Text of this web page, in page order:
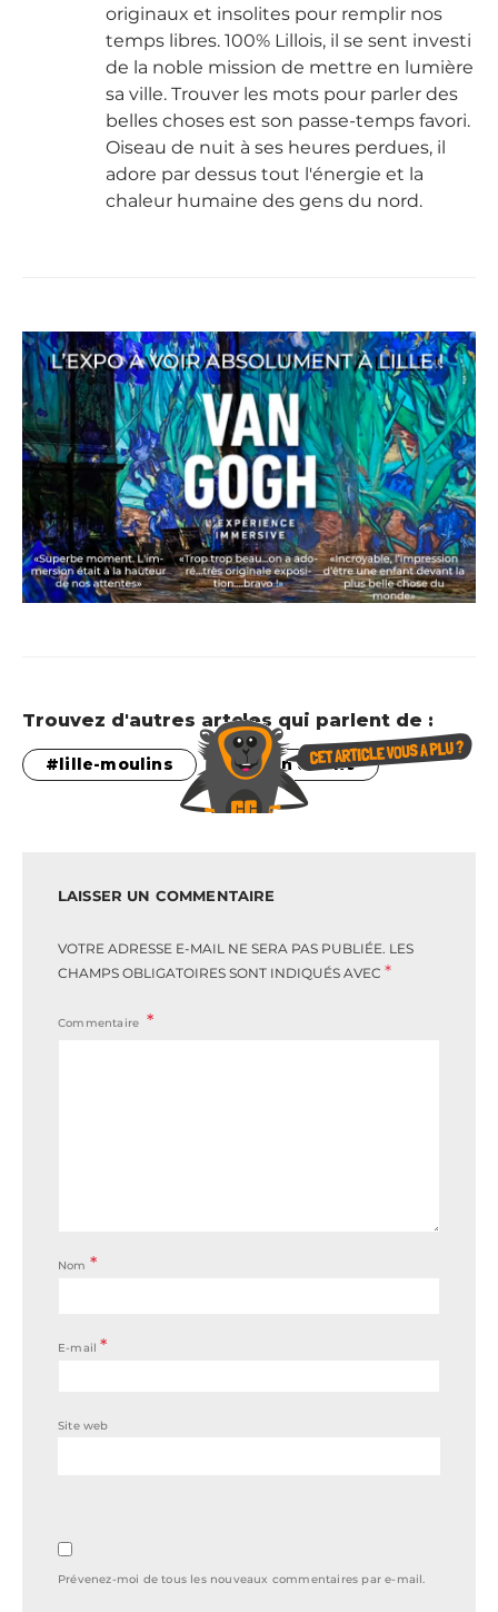
originaux et insolites pour remplir nos
temps libres. 100% Lillois, il se sent investi
de la noble mission de mettre en lumière
sa ville. Trouver les mots pour parler des
belles choses est son passe-temps favori.
Oiseau de nuit à ses heures perdues, il
adore par dessus tout l'énergie et la
chaleur humaine des gens du nord.
Trouvez d'autres artcles qui parlent de :
lille-moulins salon de thé
LAISSER UN COMMENTAIRE
VOTRE ADRESSE E-MAIL NE SERA PAS PUBLIÉE. LES
CHAMPS OBLIGATOIRES SONT INDIQUÉS AVEC *
Commentaire
Nom *
E-mail*
Site web
Prévenez-moi de tous les nouveaux commentaires par e-mail.